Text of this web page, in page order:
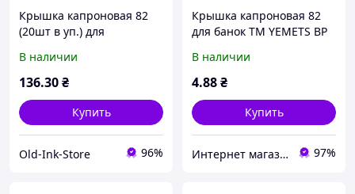
Крышка капроновая 82
(20шт в уп.) для
В наличии
136.30₴
Купить
Old-Ink-Store 96%
Крышка капроновая 82
для банок ТМ YEMETS BP
В наличии
4.88₴
Купить
Интернет магазин BuyPlace 97%